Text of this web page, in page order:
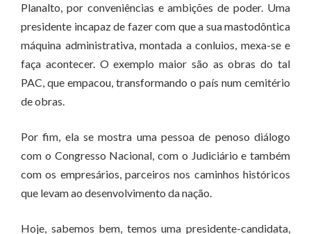
Planalto, por conveniências e ambições de poder. Uma
presidente incapaz de fazer com que a sua mastodôntica
máquina administrativa, montada a conluios, mexa-se e
faça acontecer. O exemplo maior são as obras do tal
PAC, que empacou, transformando o país num cemitério
de obras.
Por fim, ela se mostra uma pessoa de penoso diálogo
com o Congresso Nacional, com o Judiciário e também
com os empresários, parceiros nos caminhos históricos
que levam ao desenvolvimento da nação.
Hoje, sabemos bem, temos uma presidente-candidata,